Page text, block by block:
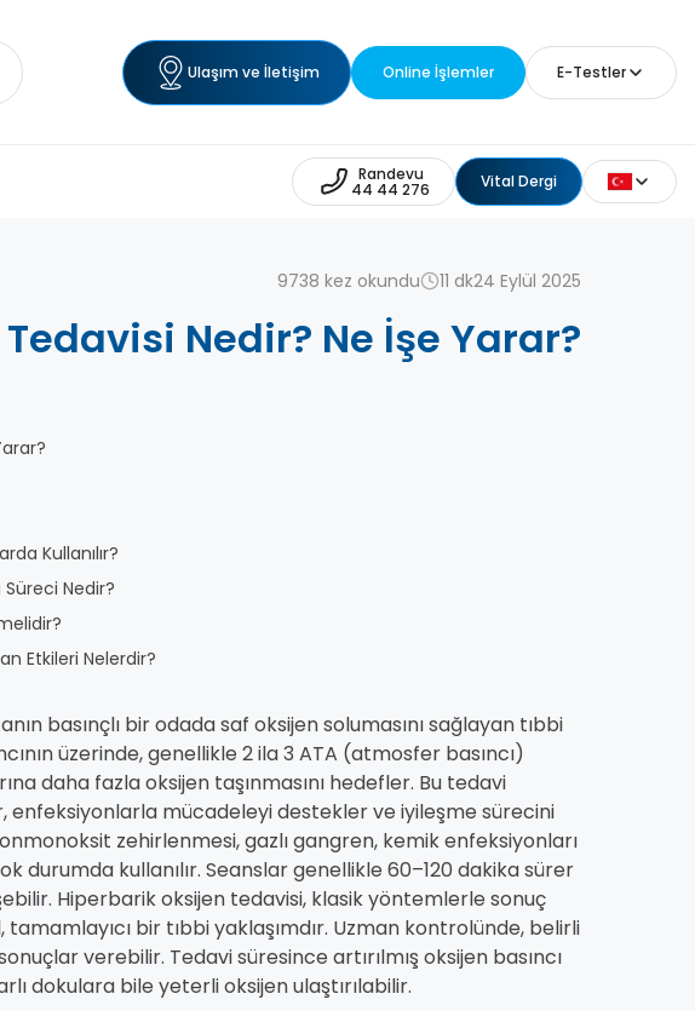
Ulaşım ve İletişim Online İşlemler E-Testler
Randevu
44 44 276 Vital Dergi
9738 kez okundu 11 dk24 Eylül 2025
Nedir? Ne İşe Yarar?
Kullanılır?
Nedir?
Etkileri Nelerdir?
basınçlı bir odada saf oksijen solumasını sağlayan tıbbi
üzerinde, genellikle 2 ila 3 ATA (atmosfer basıncı)
daha fazla oksijen taşınmasını hedefler. Bu tedavi
enfeksiyonlarla mücadeleyi destekler ve iyileşme sürecini
zehirlenmesi, gazlı gangren, kemik enfeksiyonları
durumda kullanılır. Seanslar genellikle 60–120 dakika sürer
Hiperbarik oksijen tedavisi, klasik yöntemlerle sonuç
bir tıbbi yaklaşımdır. Uzman kontrolünde, belirli
verebilir. Tedavi süresince artırılmış oksijen basıncı
dokulara bile yeterli oksijen ulaştırılabilir.